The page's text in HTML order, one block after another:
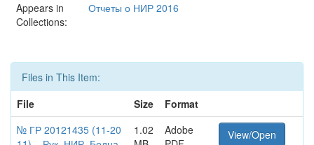
Appears in
Collections:
Отчеты о НИР 2016
Files in This Item:
File
Size
Format
№ ГР 20121435 (11-20
1.02
Adobe
View/Open